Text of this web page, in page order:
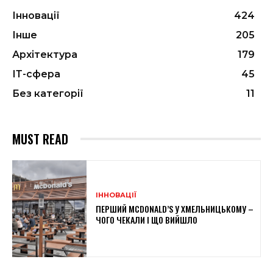
Інновації
424
Інше
205
Архітектура
179
ІТ-сфера
45
Без категорії
11
MUST READ
ІННОВАЦІЇ
ПЕРШИЙ MCDONALD’S У ХМЕЛЬНИЦЬКОМУ –
ЧОГО ЧЕКАЛИ І ЩО ВИЙШЛО